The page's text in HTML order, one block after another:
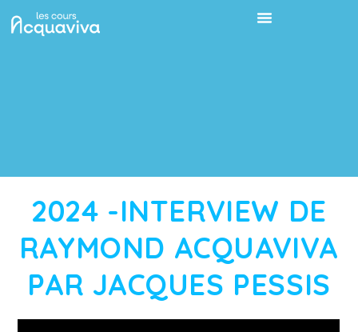
2024 -INTERVIEW DE
RAYMOND ACQUAVIVA
PAR JACQUES PESSIS